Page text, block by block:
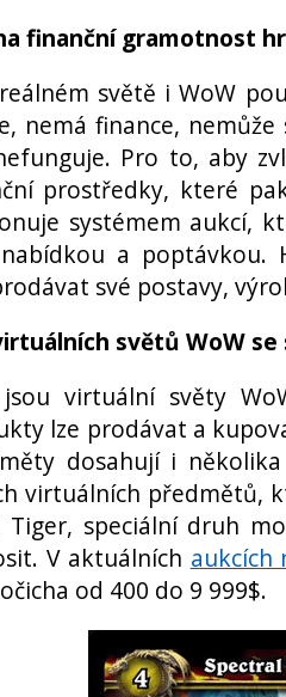
finanční gramotnost
světě i WoW
nemá finance,
Pro to, aby
prostředky, které
systémem aukcí,
a poptávkou.
své postavy,
světů WoW
virtuální světy
lze prodávat a
dosahují i
virtuálních předmětů,
Tiger, speciální druh
V aktuálních aukcích
od 400 do 9 999$.